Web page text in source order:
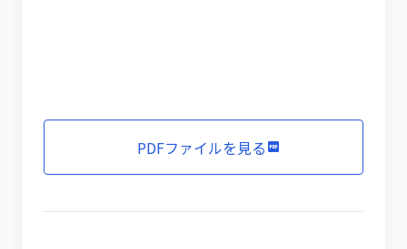
PDFファイルを見る